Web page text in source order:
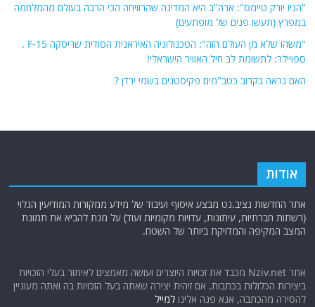
"הניו יורק טיימס": ארה"ב היא המדינה שהרוויחה הכי הרבה בעולם מהמלחמה
במפרץ (תעשו פנים של מופתעים)
"משהו שלא מן העולם הזה": הטכנולוגיה האיראנית הסודית שריסקה F-15 .
ספויילר: לתשומת לב חיל האוויר הישראלי!
האם נראה בקרוב כטב"מים פקיסטנים בשמי ירדן ?
אודות
אתר החדשות נציב.נט מבצע איסוף ועיבוד של מידע ממקורות המודיעין הגלוי
(רשתות חברתיות, עיתונות, עדויות מקומיות ועוד) על מנת להביא את תמונת
המצב המקיפה והמדויקת ביותר של השטח.
אתר Nziv.net מכבד את זכויות היוצרים ועושה מאמצים לאיתור בעלי הזכויות
ביצירות הכלולות בכתבות. אם זיהית יצירה שאתה בעל הזכויות בה ואתה מעוניין
להסירה מהכתבה, אנא פנה אלינולמייל